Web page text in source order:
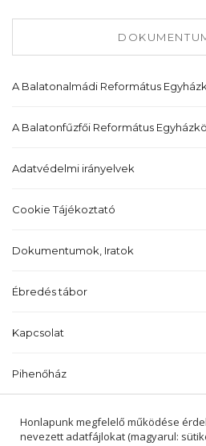
A Balatonalmádi Református
A Balatonfűzfői Református
Adatvédelmi irányelvek
Cookie Tájékoztató
Dokumentumok, Iratok
Ébredés tábor
Kapcsolat
Pihenőház
Honlapunk megfelelő működése
nevezett adatfájlokat (magyarul: